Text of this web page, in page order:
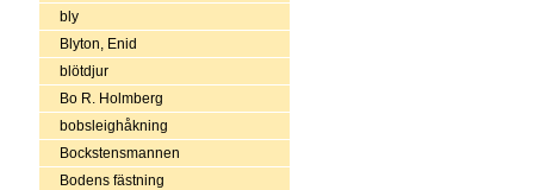
bly
Blyton, Enid
blötdjur
Bo R. Holmberg
bobsleighåkning
Bockstensmannen
Bodens fästning